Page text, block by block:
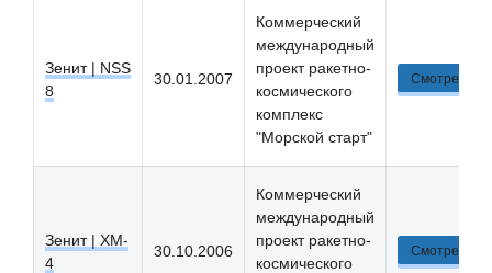
Зенит | NSS
8
30.01.2007
Коммерческий
международный
проект ракетно-
космического
комплекс
"Морской старт"
Смотреть
Зенит | XM-
4
30.10.2006
Коммерческий
международный
проект ракетно-
космического
Смотреть